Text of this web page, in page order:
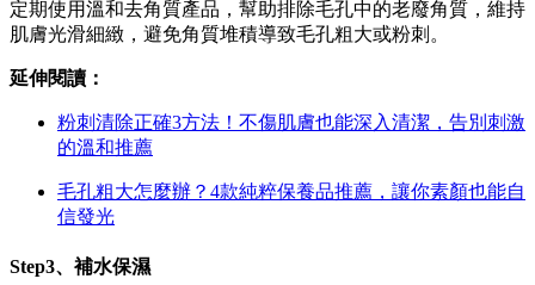
定期使用溫和去角質產品，幫助排除毛孔中的老廢角質，維持
肌膚光滑細緻，避免角質堆積導致毛孔粗大或粉刺。
延伸閱讀：
粉刺清除正確3方法！不傷肌膚也能深入清潔，告別刺激
的溫和推薦
毛孔粗大怎麼辦？4款純粹保養品推薦，讓你素顏也能自
信發光
Step3、補水保濕